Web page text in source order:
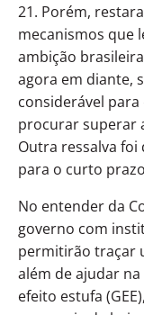
21. Porém,
mecanismos que
ambição
agora em diante,
considerável
procurar superar
Outra ressalva foi
para o curto
No entender da
governo com
permitirão traçar
além de ajudar
efeito estufa